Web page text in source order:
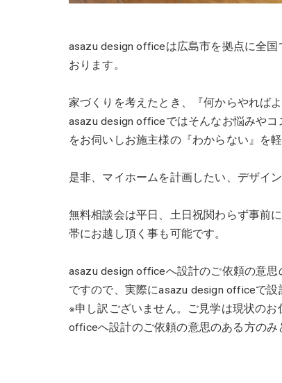
asazu design officeは広島市を拠点に全
おります。
家づくりを考えたとき、『何からやれば
asazu design officeではそんなお悩みや
をお伺いしお施主様の『わからない』を
是非、マイホームを計画したい、デザイ
無料相談会は平日、土日祝関わらず事前
帯にお越し頂く事も可能です。
asazu design officeへ設計のご依頼の意
ですので、実際にasazu design officeで
※申し訳ございません。ご見学は現状の
officeへ設計のご依頼の意思のある方のみ